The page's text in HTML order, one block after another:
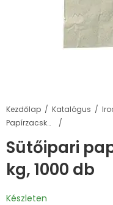
Kezdőlap Katalógus
Papírzacskók
Sütőipari
kg, 1000 db
Készleten